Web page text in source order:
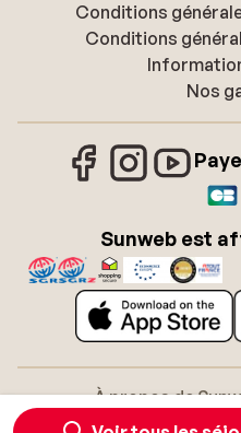
Conditions
Conditions
Nos
Sunweb est
À propos de
Conditions générales